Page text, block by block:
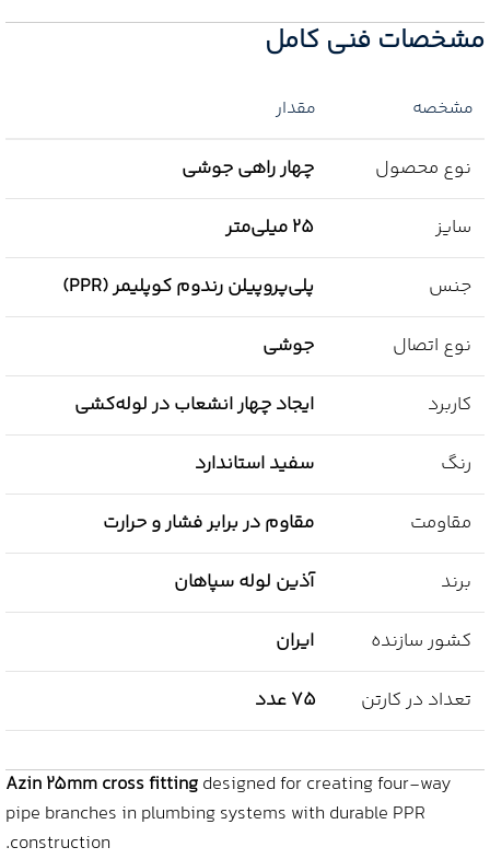
مشخصات فنی کامل
مشخصه مقدار
نوع محصول چهار راهی جوشی
سایز 25 میلی‌متر
جنس پلی‌پروپیلن رندوم کوپلیمر (PPR)
نوع اتصال جوشی
کاربرد ایجاد چهار انشعاب در لوله‌کشی
رنگ سفید استاندارد
مقاومت مقاوم در برابر فشار و حرارت
برند آذین لوله سپاهان
کشور سازنده ایران
تعداد در کارتن 75 عدد
Azin 25mm cross fittingdesigned for creating four-way
pipe branches in plumbing systems with durable PPR
construction.